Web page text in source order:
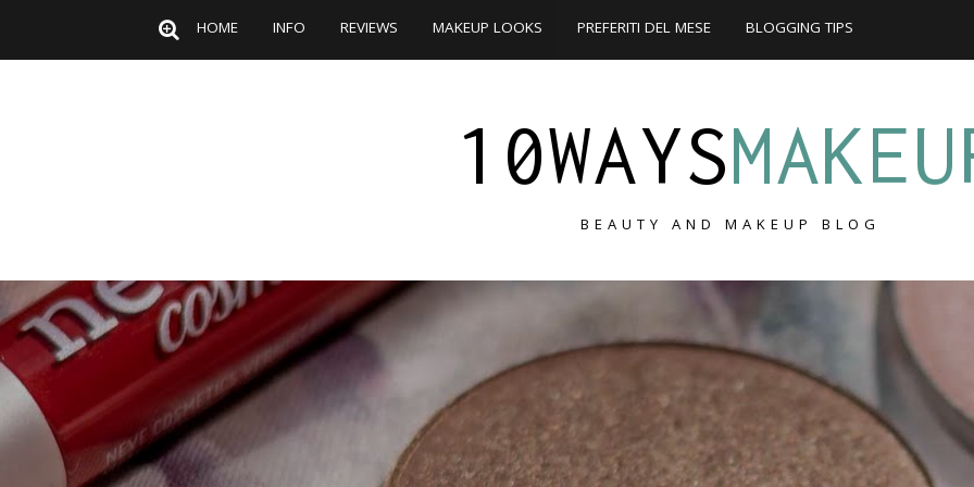
HOME INFO REVIEWS MAKEUP LOOKS PREFERITI DEL MESE BLOGGING TIPS
10WAYS
BEAUTY AND MAKEUP BLOG